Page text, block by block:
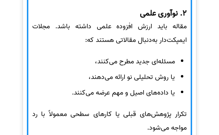
2. نوآوری علمی
مقاله باید ارزش افزوده علمی داشته باشد. مجلات
ایمپکت‌دار به‌دنبال مقالاتی هستند که:
مسئله‌ای جدید مطرح می‌کنند،
یا روش تحلیلی نو ارائه می‌دهند،
یا داده‌های اصیل و مهم عرضه می‌کنند.
تکرار پژوهش‌های قبلی یا کارهای سطحی معمولاً با رد
مواجه می‌شود.